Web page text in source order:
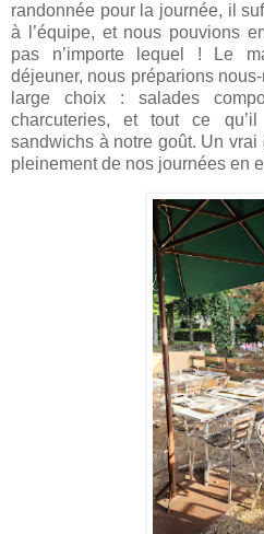
randonnée pour la journée, il
à l’équipe, et nous pouvions
pas n’importe lequel ! Le
déjeuner, nous préparions
large choix : salades
charcuteries, et tout ce
sandwichs à notre goût. Un
pleinement de nos journées en